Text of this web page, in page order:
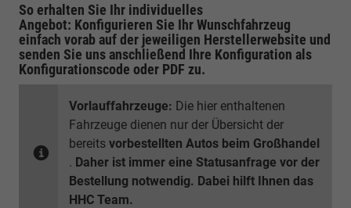
So erhalten Sie Ihr individuelles
Angebot: Konfigurieren Sie Ihr Wunschfahrzeug
einfach vorab auf der jeweiligen Herstellerwebsite und
senden Sie uns anschließend Ihre Konfiguration als
Konfigurationscode oder PDF zu.
Vorlauffahrzeuge: Die hier enthaltenen
Fahrzeuge dienen nur der Übersicht der
bereits vorbestellten Autos beim Großhandel
. Daher ist immer eine Statusanfrage vor der
Bestellung notwendig. Dabei hilft Ihnen das
HHC Team.